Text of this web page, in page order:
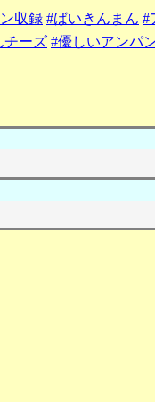
収録 #ばいきんまん #
チーズ #優しいアンパ